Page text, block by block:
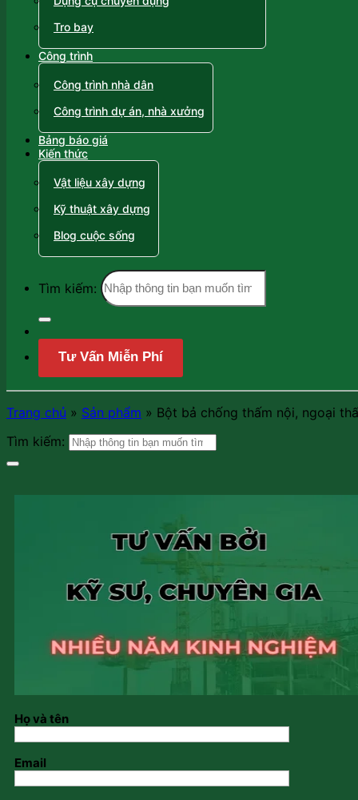
Tro bay
Công trình
Công trình nhà dân
Công trình dự án, nhà xưởng
Bảng báo giá
Kiến thức
Vật liệu xây dựng
Kỹ thuật xây dựng
Blog cuộc sống
Tìm kiếm:
Tư Vấn Miễn Phí
Trang chủ » Sản phẩm » Bột bả chống thấm nội, ngoại
Tìm kiếm:
Họ và tên
Email